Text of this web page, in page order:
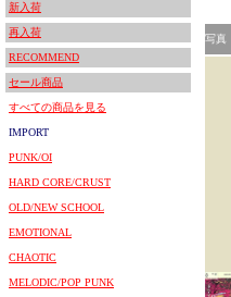
新入荷
再入荷
RECOMMEND
セール商品
すべての商品を見る
IMPORT
PUNK/OI
HARD CORE/CRUST
OLD/NEW SCHOOL
EMOTIONAL
CHAOTIC
MELODIC/POP PUNK
写真